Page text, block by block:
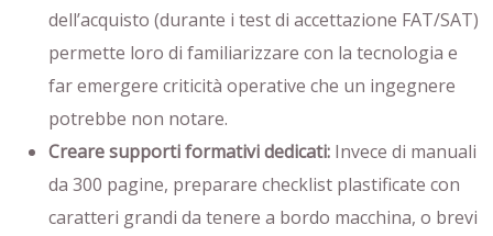
dell’acquisto (durante i test di accettazione FAT/SAT)
permette loro di familiarizzare con la tecnologia e
far emergere criticità operative che un ingegnere
potrebbe non notare.
Creare supporti formativi dedicati: Invece di manuali
da 300 pagine, preparare checklist plastificate con
caratteri grandi da tenere a bordo macchina, o brevi